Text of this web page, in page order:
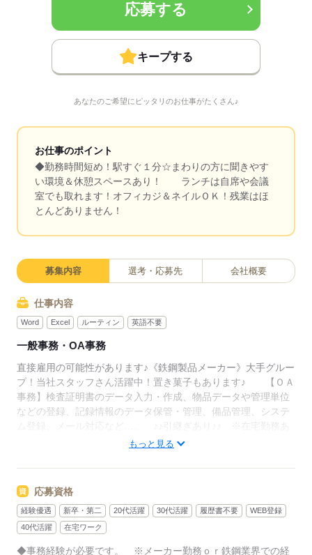
応募する
キープする
あなたのご希望にピッタリのお仕事がたくさん♪
お仕事のポイント
◆勤務時間短め！駅すぐ１分☆まわりの方に聞きやす
い環境＆休憩スペースあり！ ランチは自席や会議
室でも取れます！オフィカジ＆ネイルＯＫ！残業はほ
とんどありません！
募集内容 選考・応募先 会社概要
仕事内容
Word Excel ルーティン 英語不要
一般事務・OA事務
直接雇用の可能性があります♪《鉄鋼製品メーカー》大手グルー
プ！当社スタッフさん活躍中！置き菓子もあります♪ 【ＯＡ
事務】検査証明書のデータ入力・作成、物品データや管理単位
などの登録、記録情報のデータ保管・管理、備品管理、システ
ム登録、メール対応など…。 ♪♪引継ぎあり♪♪ ※在宅勤務あ
り（３割以下）。※詳しくはお問い合わせください。
電話なしのコツコツ系データ入力や英語を使う事務、
大学やコールセンターなどのお仕事も扱っています。
在宅のお仕事があるエリアも☆
9月・10月スタートもご相談ください♪
もっと見る
応募資格
経験優遇 新卒・第二 20代活躍 30代活躍 履歴書不要
WEB登録
40代活躍
在宅ワーク
◆事務経験が必要です。 ※メーカー勤務ｏｒ鉄鋼業界での経